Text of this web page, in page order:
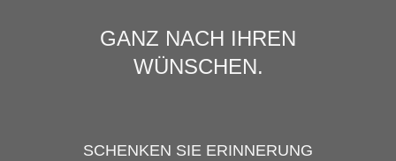
GANZ NACH IHREN
WÜNSCHEN.
SCHENKEN SIE ERINNERUNG